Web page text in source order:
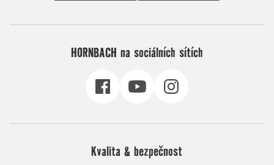
HORNBACH na sociálních sítích
Kvalita & bezpečnost